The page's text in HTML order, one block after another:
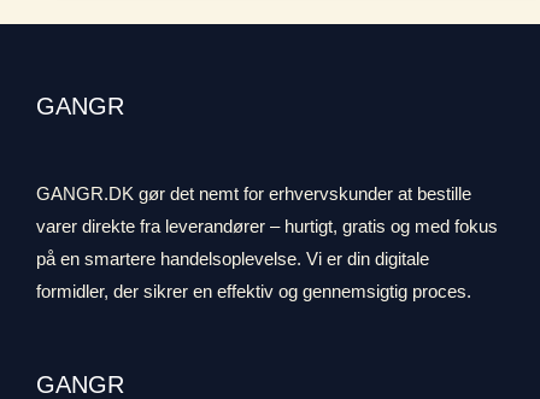
GANGR
GANGR.DK gør det nemt for erhvervskunder at bestille
varer direkte fra leverandører – hurtigt, gratis og med fokus
på en smartere handelsoplevelse. Vi er din digitale
formidler, der sikrer en effektiv og gennemsigtig proces.
GANGR